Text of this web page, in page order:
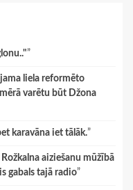
”
liela reformēto
varētu būt Džona
karavāna iet tālāk.”
aiziešanu mūžībā
gabals tajā radio”